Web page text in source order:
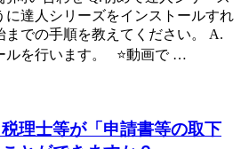
に達人シリーズをインストールすれ
までの手順を教えてください。 A.
ルを行います。 ⭐動画で …
税理士等が「申請書等の取下